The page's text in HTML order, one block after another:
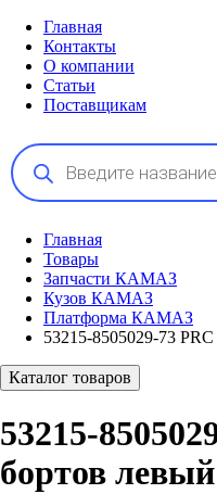
Главная
Контакты
О компании
Статьи
Поставщикам
Поиск
товаров
Главная
Товары
Запчасти КАМАЗ
Кузов КАМАЗ
Платформа КАМАЗ
53215-8505029-73
Каталог товаров
53215-
бортов